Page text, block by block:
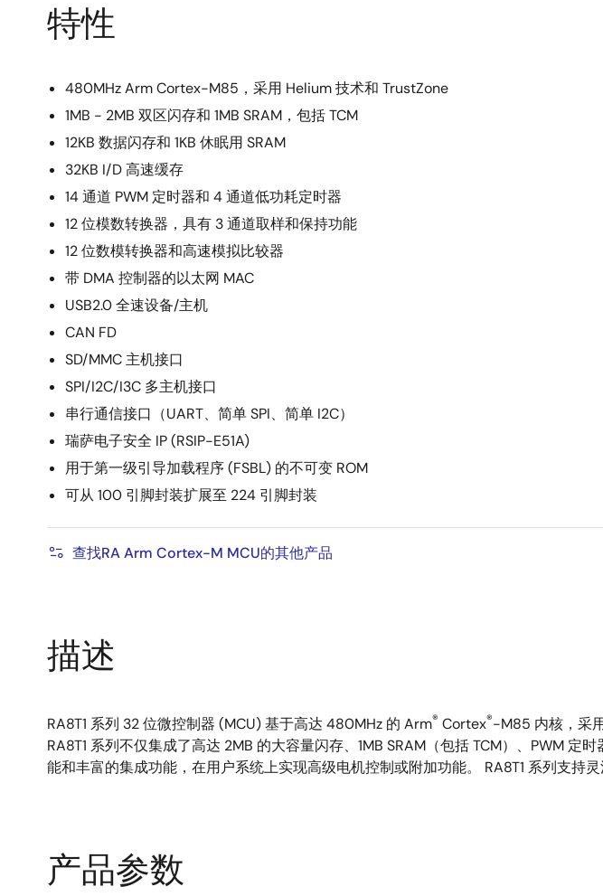
特性
480MHz Arm Cortex-M85，采用 Helium 技术和 TrustZone
1MB - 2MB 双区闪存和 1MB SRAM，包括 TCM
12KB 数据闪存和 1KB 休眠用 SRAM
32KB I/D 高速缓存
14 通道 PWM 定时器和 4 通道低功耗定时器
12 位模数转换器，具有 3 通道取样和保持功能
12 位数模转换器和高速模拟比较器
带 DMA 控制器的以太网 MAC
USB2.0 全速设备/主机
CAN FD
SD/MMC 主机接口
SPI/I2C/I3C 多主机接口
串行通信接口（UART、简单 SPI、简单 I2C）
瑞萨电子安全 IP (RSIP-E51A)
用于第一级引导加载程序 (FSBL) 的不可变 ROM
可从 100 引脚封装扩展至 224 引脚封装
查找RA Arm Cortex-M MCU的其他产品
描述
RA8T1 系列 32 位微控制器 (MCU) 基于高达 480MHz 的 Arm® Cortex®-M85 内核，采
RA8T1 系列不仅集成了高达 2MB 的大容量闪存、1MB SRAM（包括 TCM）、PWM
能和丰富的集成功能，在用户系统上实现高级电机控制或附加功能。 RA8T1 系列支持
产品参数